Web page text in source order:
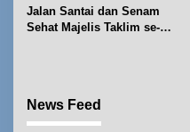
Jalan Santai dan Senam
Sehat Majelis Taklim se-
News Feed